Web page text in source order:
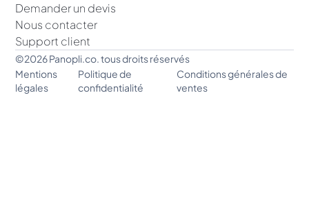
Demander un devis
Nous contacter
Support client
©2026 Panopli.co. tous droits réservés
Mentions
légales
Politique de
confidentialité
Conditions générales de
ventes